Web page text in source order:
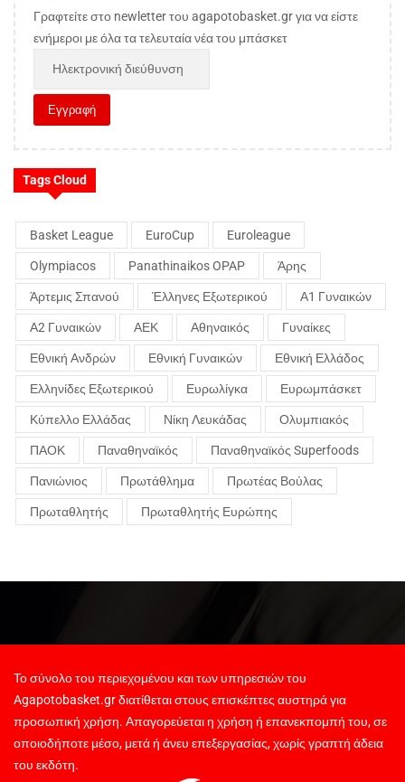
Γραφτείτε στο newletter του agapotobasket.gr για να είστε
ενήμεροι με όλα τα τελευταία νέα του μπάσκετ
Tags Cloud
Basket League EuroCup Euroleague
Olympiacos Panathinaikos OPAP Άρης
Άρτεμις Σπανού Έλληνες Εξωτερικού Α1 Γυναικών
Α2 Γυναικών ΑΕΚ Αθηναικός Γυναίκες
Εθνική Ανδρών Εθνική Γυναικών Εθνική Ελλάδος
Ελληνίδες Εξωτερικού Ευρωλίγκα Ευρωμπάσκετ
Κύπελλο Ελλάδας Νίκη Λευκάδας Ολυμπιακός
ΠΑΟΚ Παναθηναϊκός Παναθηναϊκός Superfoods
Πανιώνιος Πρωτάθλημα Πρωτέας Βούλας
Πρωταθλητής Πρωταθλητής Ευρώπης
Το σύνολο του περιεχομένου και των υπηρεσιών του
Agapotobasket.gr διατίθεται στους επισκέπτες αυστηρά για
προσωπική χρήση. Απαγορεύεται η χρήση ή επανεκπομπή του, σε
οποιοδήποτε μέσο, μετά ή άνευ επεξεργασίας, χωρίς γραπτή άδεια
του εκδότη.